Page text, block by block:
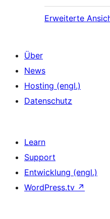
Erweiterte
Über
News
Hosting (engl.)
Datenschutz
Learn
Support
Entwicklung (engl.)
WordPress.tv ↗